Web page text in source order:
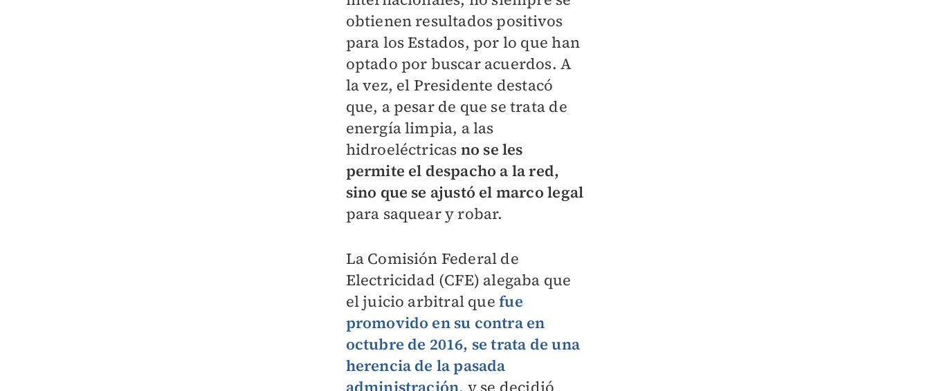
obtienen resultados positivos
para los Estados, por lo que han
optado por buscar acuerdos. A
la vez, el Presidente destacó
que, a pesar de que se trata de
energía limpia, a las
hidroeléctricas no se les
permite el despacho a la red,
sino que se ajustó el marco legal
para saquear y robar.
La Comisión Federal de
Electricidad (CFE) alegaba que
el juicio arbitral quefue
promovido en su contra en
octubre de 2016, se trata de una
herencia de la pasada